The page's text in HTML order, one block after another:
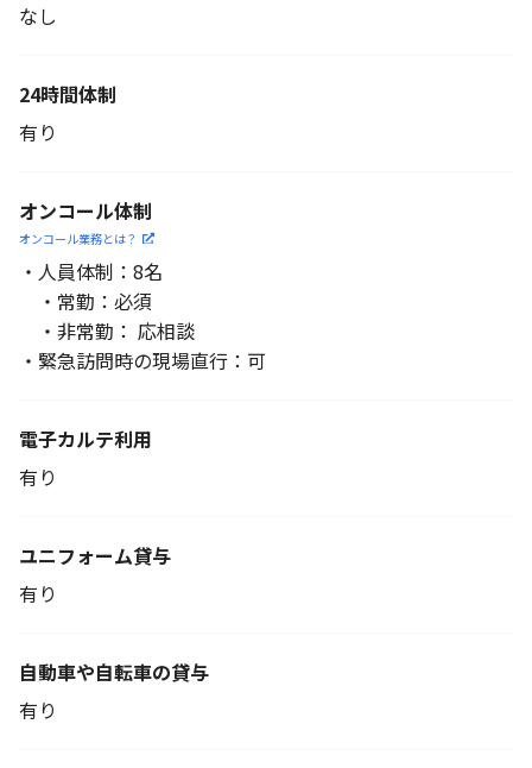
なし
24時間体制
有り
オンコール体制
オンコール業務とは？
・人員体制：8名
・常勤：必須
・非常勤： 応相談
・緊急訪問時の現場直行：可
電子カルテ利用
有り
ユニフォーム貸与
有り
自動車や自転車の貸与
有り